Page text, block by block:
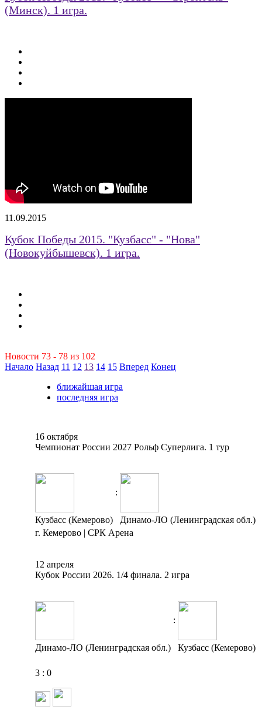
(Минск). 1 игра.
11.09.2015
Кубок Победы 2015. "Кузбасс" - "Нова"
(Новокуйбышевск). 1 игра.
Новости 73 - 78 из 102
Начало Назад 11 12 13 14 15 Вперед Конец
ближайшая игра
последняя игра
16 октября
Чемпионат России 2027 Рольф Суперлига. 1 тур
:
Кузбасс (Кемерово)
Динамо-ЛО (Ленинградская обл.)
г. Кемерово | СРК Арена
12 апреля
Кубок России 2026. 1/4 финала. 2 игра
:
Динамо-ЛО (Ленинградская обл.) Кузбасс (Кемерово)
3 : 0